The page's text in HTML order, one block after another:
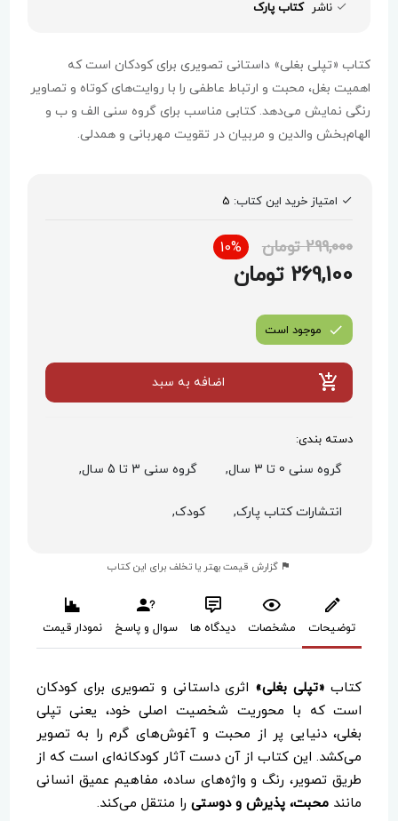
ناشر کتاب پارک
کتاب «تپلی بغلی» داستانی تصویری برای کودکان است که
اهمیت بغل، محبت و ارتباط عاطفی را با روایت‌های کوتاه و تصاویر
رنگی نمایش می‌دهد. کتابی مناسب برای گروه سنی الف و ب و
الهام‌بخش والدین و مربیان در تقویت مهربانی و همدلی.
امتیاز خرید این کتاب: 5
299,000 تومان 10%
269,100 تومان
موجود است
اضافه به سبد
دسته بندی:
گروه سنی 0 تا 3 سال, گروه سنی 3 تا 5 سال,
انتشارات کتاب پارک, کودک,
گزارش قیمت بهتر یا تخلف برای این کتاب
توضیحات مشخصات دیدگاه ها سوال و پاسخ نمودار قیمت
کتاب «تپلی بغلی» اثری داستانی و تصویری برای کودکان
است که با محوریت شخصیت اصلی خود، یعنی تپلی
بغلی، دنیایی پر از محبت و آغوش‌های گرم را به تصویر
می‌کشد. این کتاب از آن دست آثار کودکانه‌ای است که از
طریق تصویر، رنگ و واژه‌های ساده، مفاهیم عمیق انسانی
مانند محبت، پذیرش و دوستیرا منتقل می‌کند.